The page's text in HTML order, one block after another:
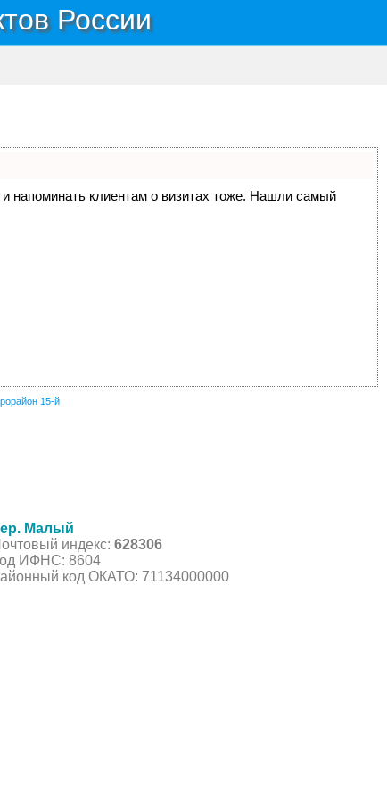
России
и напоминать клиентам о визитах тоже. Нашли самый
15-й
Малый
индекс: 628306
ИФНС: 8604
код ОКАТО: 71134000000